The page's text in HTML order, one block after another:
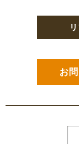
お